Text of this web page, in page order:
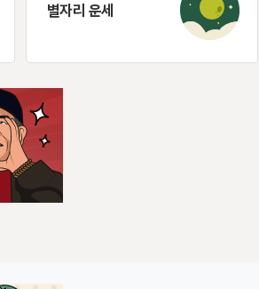
별자리 운세